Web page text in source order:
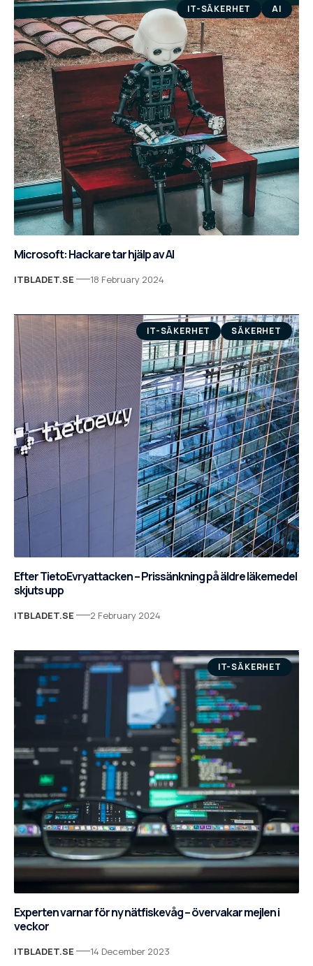
IT-SÄKERHET AI
Microsoft: Hackare tar hjälp av AI
ITBLADET.SE 18 February 2024
IT-SÄKERHET SÄKERHET
Efter TietoEvryattacken – Prissänkning på äldre läkemedel
skjuts upp
ITBLADET.SE 2 February 2024
IT-SÄKERHET
Experten varnar för ny nätfiskevåg – övervakar mejlen i
veckor
ITBLADET.SE 14 December 2023